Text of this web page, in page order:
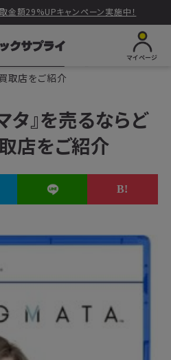
金額29%UPキャンペーン実施中！
マイページ
『【PS5】プラグマ
取店をご紹介
タ』を売るならど
店をご紹介